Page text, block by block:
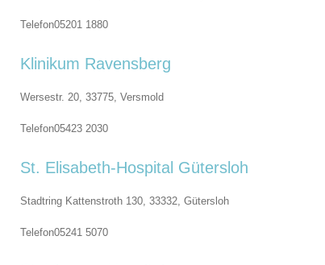
Telefon05201 1880
Klinikum Ravensberg
Wersestr. 20, 33775, Versmold
Telefon05423 2030
St. Elisabeth-Hospital Gütersloh
Stadtring Kattenstroth 130, 33332, Gütersloh
Telefon05241 5070